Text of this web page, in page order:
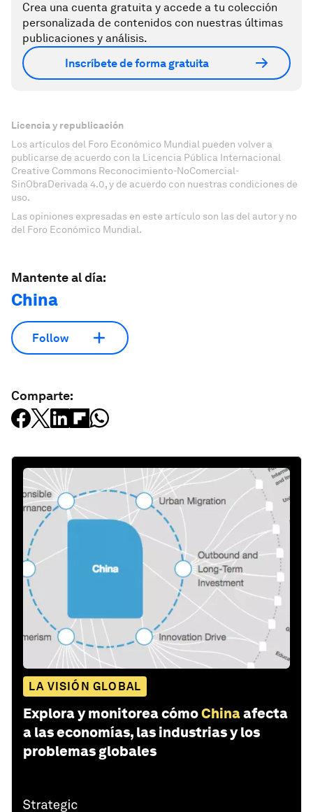
Crea una cuenta gratuita y accede a tu colección
personalizada de contenidos con nuestras últimas
publicaciones y análisis.
Inscríbete de forma gratuita
Licencia y republicación
Los artículos del Foro Económico Mundial pueden volver a
publicarse de acuerdo con la Licencia Pública Internacional
Creative Commons Reconocimiento-NoComercial-
SinObraDerivada 4.0, y de acuerdo con nuestras condiciones de
uso.
Las opiniones expresadas en este artículo son las del autor y no
del Foro Económico Mundial.
Mantente al día:
China
Follow
Comparte:
LA VISIÓN GLOBAL
Explora y monitorea cómoChinaafecta
a las economías, las industrias y los
problemas globales